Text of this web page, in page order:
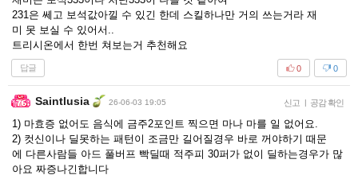
231은 쎄고 보석값아낄 수 있긴 한데 스킬하나만 거의 쓰는거라 재
미 못 보실 수 있어서..
트리시온에서 한번 쳐보는거 추천해요
답글 0
0
Saintlusia 26-06-03 19:05 신고 | 공감 확인
1) 마효증 없어도 음식에 금주2포인트 찍으면 마나 마를 일 없어요.
2) 컷신이나 딜못하는 패턴이 조금만 길어질경우 바로 꺼야하기 때문
에 다른사람들 아드 풀버프 빡딜때 적주피 30퍼가 없이 딜하는경우가 많
아요 짜증나긴합니다